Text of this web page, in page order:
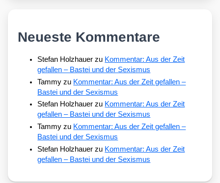
Neueste Kommentare
Stefan Holzhauer zu Kommentar: Aus der Zeit
gefallen – Bastei und der Sexismus
Tammy zu Kommentar: Aus der Zeit gefallen –
Bastei und der Sexismus
Stefan Holzhauer zu Kommentar: Aus der Zeit
gefallen – Bastei und der Sexismus
Tammy zu Kommentar: Aus der Zeit gefallen –
Bastei und der Sexismus
Stefan Holzhauer zu Kommentar: Aus der Zeit
gefallen – Bastei und der Sexismus